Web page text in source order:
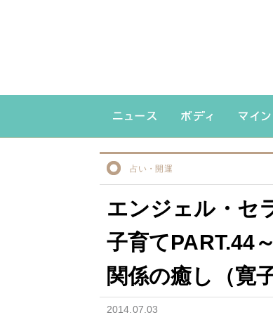
占い・開運
エンジェル・セ
子育てPART.44
関係の癒し（寛
2014.07.03